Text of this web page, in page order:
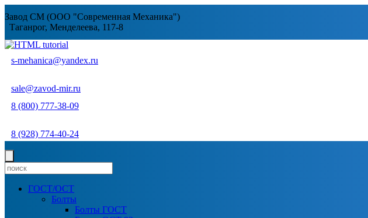
Завод СМ (ООО "Современная Механика")
Таганрог, Менделеева, 117-8
s-mehanica@yandex.ru
sale@zavod-mir.ru
8 (800) 777-38-09
8 (928) 774-40-24
ГОСТ/ОСТ
Болты
Болты ГОСТ